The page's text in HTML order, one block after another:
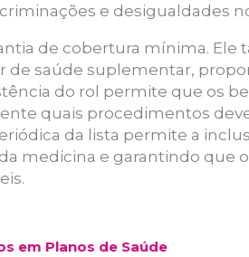
e desigualdades
de cobertura mínima. Ele
saúde suplementar,
do rol permite que os
quais procedimentos
da lista permite a
medicina e garantindo que
em Planos de Saúde